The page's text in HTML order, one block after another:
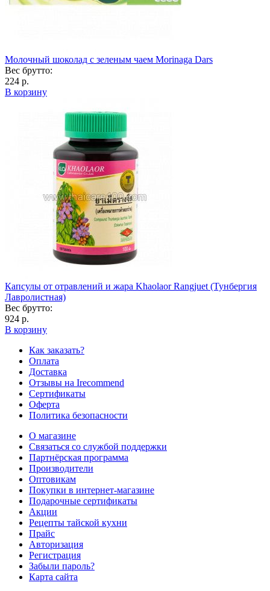
Молочный шоколад с зеленым чаем Morinaga Dars
Вес брутто:
224 р.
В корзину
Капсулы от отравлений и жара Khaolaor Rangjuet (Тунбергия
Лавролистная)
Вес брутто:
924 р.
В корзину
Как заказать?
Оплата
Доставка
Отзывы на Irecommend
Сертификаты
Оферта
Политика безопасности
О магазине
Связаться со службой поддержки
Партнёрская программа
Производители
Оптовикам
Покупки в интернет-магазине
Подарочные сертификаты
Акции
Рецепты тайской кухни
Прайс
Авторизация
Регистрация
Забыли пароль?
Карта сайта